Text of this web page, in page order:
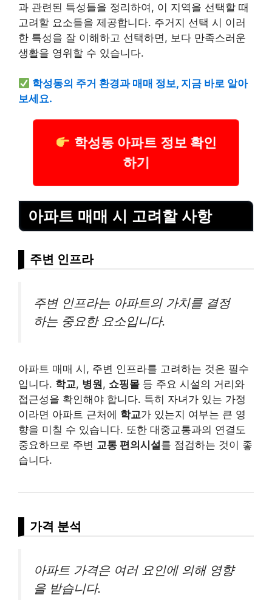
과 관련된 특성들을 정리하여, 이 지역을 선택할 때
고려할 요소들을 제공합니다. 주거지 선택 시 이러
한 특성을 잘 이해하고 선택하면, 보다 만족스러운
생활을 영위할 수 있습니다.
학성동의 주거 환경과 매매 정보, 지금 바로 알아
보세요.
학성동 아파트 정보 확인
하기
아파트 매매 시 고려할 사항
주변 인프라
주변 인프라는 아파트의 가치를 결정
하는 중요한 요소입니다.
아파트 매매 시, 주변 인프라를 고려하는 것은 필수
입니다. 학교, 병원, 쇼핑몰 등 주요 시설의 거리와
접근성을 확인해야 합니다. 특히 자녀가 있는 가정
이라면 아파트 근처에 학교가 있는지 여부는 큰 영
향을 미칠 수 있습니다. 또한 대중교통과의 연결도
중요하므로 주변 교통 편의시설를 점검하는 것이 좋
습니다.
가격 분석
아파트 가격은 여러 요인에 의해 영향
을 받습니다.